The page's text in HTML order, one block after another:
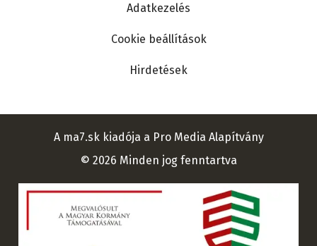
Adatkezelés
Cookie beállítások
Hirdetések
A ma7.sk kiadója a Pro Media Alapítvány
© 2026 Minden jog fenntartva